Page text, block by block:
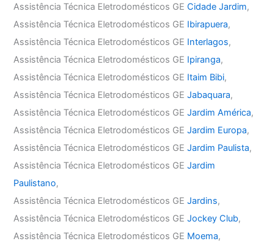
Assistência Técnica Eletrodomésticos GECidade Jardim,
Assistência Técnica Eletrodomésticos GE Ibirapuera,
Assistência Técnica Eletrodomésticos GE Interlagos,
Assistência Técnica Eletrodomésticos GE Ipiranga,
Assistência Técnica Eletrodomésticos GE Itaim Bibi,
Assistência Técnica Eletrodomésticos GEJabaquara,
Assistência Técnica Eletrodomésticos GEJardim América,
Assistência Técnica Eletrodomésticos GEJardim Europa,
Assistência Técnica Eletrodomésticos GEJardim Paulista,
Assistência Técnica Eletrodomésticos GEJardim
Paulistano,
Assistência Técnica Eletrodomésticos GEJardins,
Assistência Técnica Eletrodomésticos GEJockey Club,
Assistência Técnica Eletrodomésticos GE Moema,